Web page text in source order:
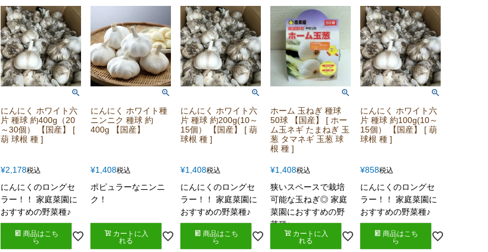
にんにく ホワイト六
片 種球 約400g（20
～30個） 【国産】 [
葫 球根 種 ]
¥2,178税込
にんにくのロングセ
ラー！！ 家庭菜園に
おすすめの野菜種♪
商品はこち
ら
にんにく ホワイト種
ニンニク 種球 約
400g 【国産】
¥1,408税込
ポピュラーなニンニ
ク！
カートに入
れる
にんにく ホワイト六
片 種球 約200g(10～
15個） 【国産】 [ 葫
球根 種 ]
¥1,408税込
にんにくのロングセ
ラー！！ 家庭菜園に
おすすめの野菜種♪
商品はこち
ら
ホーム 玉ねぎ 種球
50球 【国産】 [ ホー
ム玉ネギ たまねぎ 玉
葱 タマネギ 玉葱 球
根 種 ]
¥1,408税込
狭いスペースで栽培
可能な玉ねぎ◎ 家庭
菜園におすすめの野
菜種♪
カートに入
れる
にんにく ホワイト六
片 種球 約100g(10～
15個） 【国産】 [ 葫
球根 種 ]
¥858税込
にんにくのロングセ
ラー！！ 家庭菜園に
おすすめの野菜種♪
商品はこち
ら